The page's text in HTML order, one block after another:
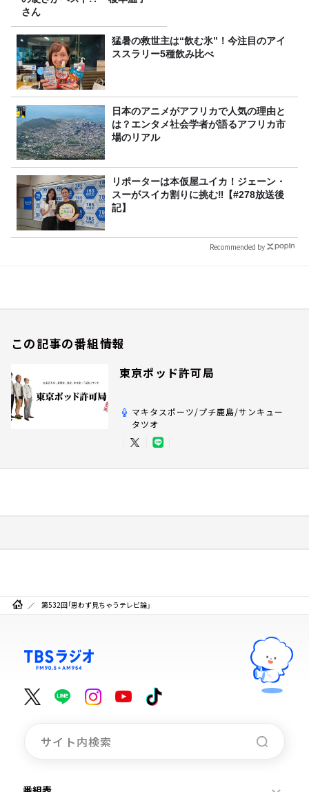
さん
猛暑の救世主は“飲む氷”！今注目のアイ
ススラリー5種飲み比べ
日本のアニメがアフリカで人気の理由と
は？エンタメ社会学者が語るアフリカ市
場のリアル
リポーターは本仮屋ユイカ！ジェーン・
スーがスイカ割りに挑む‼【#278放送後
記】
Recommended by
この記事の番組情報
東京ポッド許可局
マキタスポーツ/プチ鹿島/サンキュー
タツオ
第532回「思わず見ちゃうテレビ論」